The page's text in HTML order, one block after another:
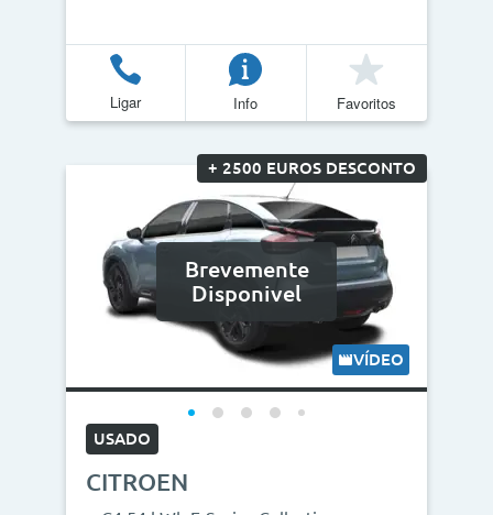
Ligar Info Favoritos
+ 2500 EUROS DESCONTO
Brevemente
Disponivel
VÍDEO
USADO
CITROEN